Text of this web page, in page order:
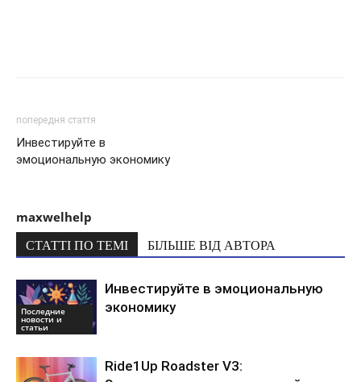
попередня стаття
Инвестируйте в
эмоциональную экономику
maxwelhelp
СТАТТІ ПО ТЕМІ БІЛЬШЕ ВІД АВТОРА
Последние
новости и
статьи
Инвестируйте в эмоциональную
экономику
Ride1Up Roadster V3: